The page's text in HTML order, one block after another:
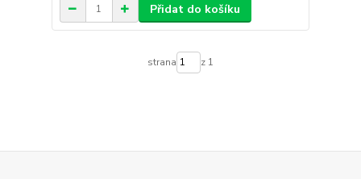
Přidat do košíku
strana z 1